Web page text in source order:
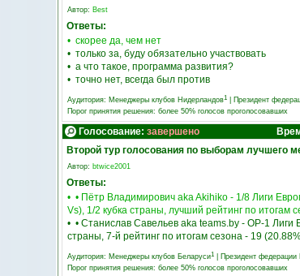
Автор: Best
Ответы:
• скорее да, чем нет
• только за, буду обязательно участвовать
• а что такое, программа развития?
• точно нет, всегда был против
Аудитория: Менеджеры клубов Нидерландов1 Президент
Порог принятия решения: более 50% голосов проголосовавших
Голосование: завершено
Второй тур голосования по выборам лучшего
Автор: btwice2001
Ответы:
• • Пётр Владимирович aka Akihiko - 1/8 Лиги
Vs), 1/2 кубка страны, лучший рейтинг по итогам
• • Станислав Савельев aka teams.by - ОР-1 Лиги
страны, 7-й рейтинг по итогам сезона - 19
Аудитория: Менеджеры клубов Беларуси1 Президент федерации
Порог принятия решения: более 50% голосов проголосовавших